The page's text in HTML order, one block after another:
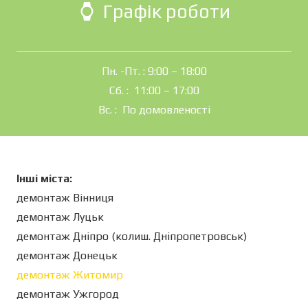
watch Графік роботи
Пн. -Пт. : 9:00 – 18:00
Сб. : 11:00 – 17:00
Вс. : По домовленості
Інші міста:
демонтаж Вінниця
демонтаж Луцьк
демонтаж Дніпро (колиш. Дніпропетровськ)
демонтаж Донецьк
демонтаж Житомир
демонтаж Ужгород